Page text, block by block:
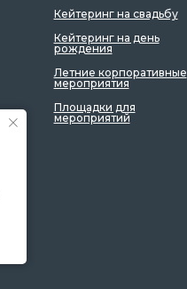
Кейтеринг на свадьбу
Кейтеринг на день
рождения
Летние корпоративные
мероприятия
Площадки для
мероприятий